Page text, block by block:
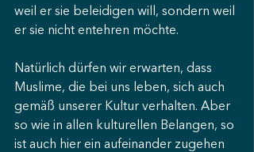
weil er sie beleidigen will, sondern weil
er sie nicht entehren möchte.
Natürlich dürfen wir erwarten, dass
Muslime, die bei uns leben, sich auch
gemäß unserer Kultur verhalten. Aber
so wie in allen kulturellen Belangen, so
ist auch hier ein aufeinander zugehen